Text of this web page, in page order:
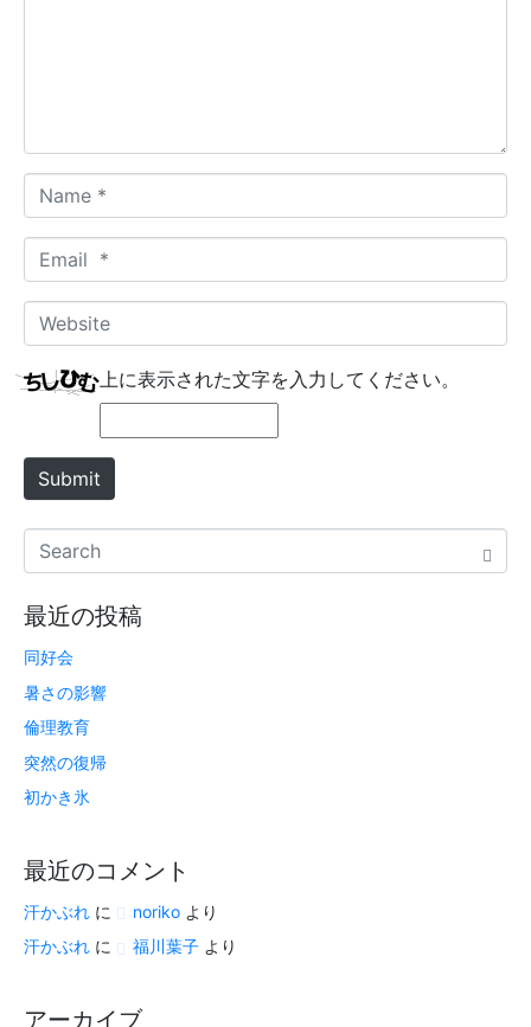
a
m
*
m
a
*
W
e
b
s
t
上に表示された文字を入力してください。
Submit
最近の投稿
同好会
暑さの影響
倫理教育
突然の復帰
初かき氷
最近のコメント
汗かぶれ に norikoより
汗かぶれ に 福川葉子より
アーカイブ